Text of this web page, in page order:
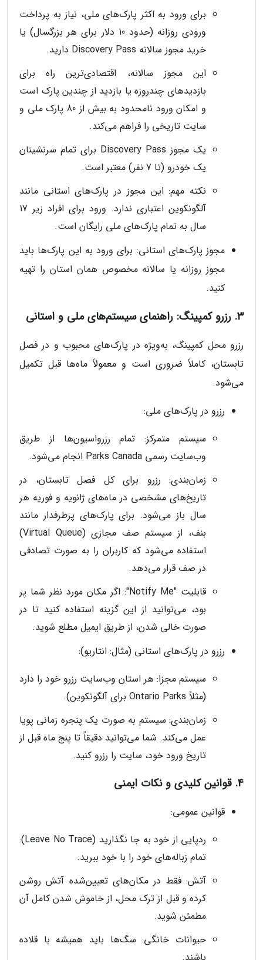
برای ورود به اکثر پارک‌های ملی، نیاز به پرداخت
ورودی روزانه (حدود 10 دلار برای هر بزرگسال) یا
خرید مجوز سالانه Discovery Pass دارید.
این مجوز سالانه، اقتصادی‌ترین راه برای
بازدیدهای چندروزه یا بازدید از چندین پارک است
و امکان ورود نامحدود به بیش از 80 پارک ملی و
سایت تاریخی را فراهم می‌کند.
یک مجوز Discovery Pass برای تمام سرنشینان
یک خودرو (تا 7 نفر) معتبر است.
نکته مهم: این مجوز در پارک‌های استانی مانند
آلگونکوین اعتباری ندارد. ورود برای افراد زیر 17
سال به تمام پارک‌های ملی رایگان است.
مجوز پارک‌های استانی: برای ورود به این پارک‌ها باید
مجوز روزانه یا سالانه مخصوص همان استان را تهیه
کنید.
3. رزرو کمپینگ: راهنمای سیستم‌های ملی و استانی
رزرو محل کمپینگ، به‌ویژه در پارک‌های محبوب و در فصل
تابستان، کاملاً ضروری است و معمولاً ماه‌ها قبل تکمیل
می‌شود.
رزرو در پارک‌های ملی:
سیستم متمرکز: تمام رزرواسیون‌ها از طریق
وب‌سایت رسمی Parks Canada انجام می‌شود.
زمان‌بندی: رزرو برای کل فصل تابستان، در
تاریخ‌های مشخصی در ماه‌های ژانویه و فوریه هر
سال باز می‌شود. برای پارک‌های پرطرفدار مانند
بنف، از سیستم صف مجازی (Virtual Queue)
استفاده می‌شود که کاربران را به صورت تصادفی
در صف قرار می‌دهد.
قابلیت "Notify Me": اگر مکان مورد نظر شما پر
بود، می‌توانید از این گزینه استفاده کنید تا در
صورت خالی شدن، از طریق ایمیل مطلع شوید.
رزرو در پارک‌های استانی (مثال: انتاریو):
سیستم مجزا: هر استان وب‌سایت رزرو خود را دارد
(مثلاً Ontario Parks برای آلگونکوین).
زمان‌بندی: سیستم به صورت یک پنجره زمانی پویا
عمل می‌کند. شما می‌توانید دقیقاً تا پنج ماه قبل از
تاریخ ورود خود، سایت را رزرو کنید.
4. قوانین کلیدی و نکات ایمنی
قوانین عمومی:
ردپایی از خود به جا نگذارید (Leave No Trace):
تمام زباله‌های خود را با خود ببرید.
آتش: فقط در مکان‌های تعیین‌شده آتش روشن
کرده و قبل از ترک محل، از خاموش شدن کامل آن
مطمئن شوید.
حیوانات خانگی: سگ‌ها باید همیشه با قلاده